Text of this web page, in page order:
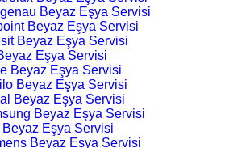
Beyaz Eşya Servisi
Beyaz Eşya Servisi
Beyaz Eşya Servisi
Eşya Servisi
Beyaz Eşya Servisi
Beyaz Eşya Servisi
Beyaz Eşya Servisi
Beyaz Eşya Servisi
Beyaz Eşya Servisi
Beyaz Eşya Servisi